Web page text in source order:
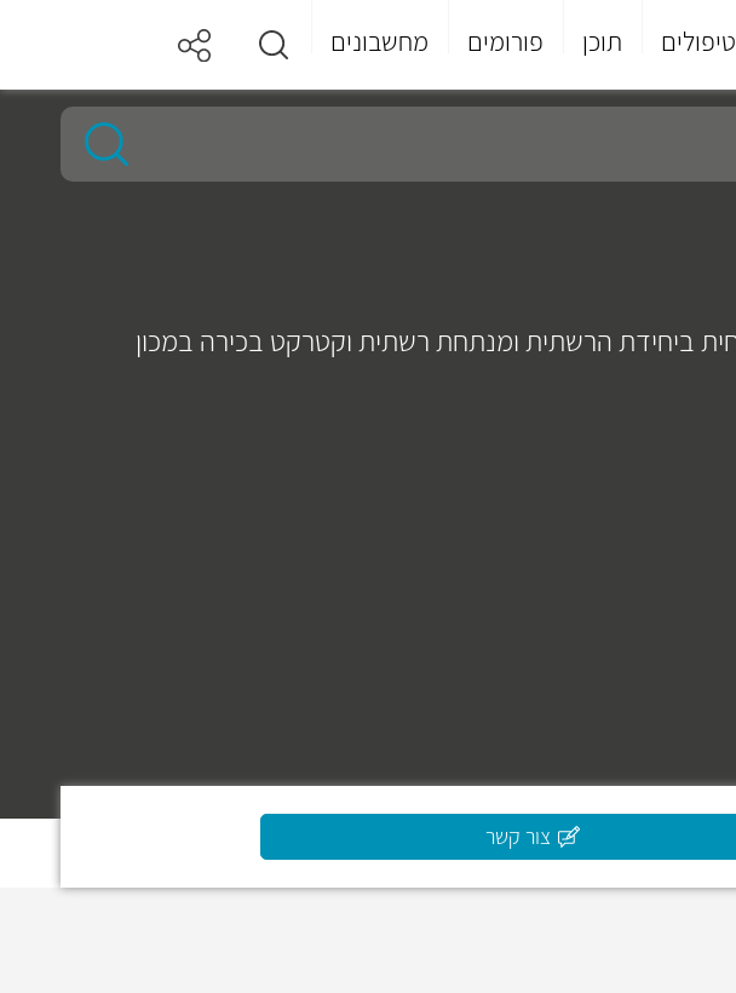
תוכן פורומים מחשבונים
ביחידת הרשתית ומנתחת רשתית וקטרקט בכירה במכון
צור קשר